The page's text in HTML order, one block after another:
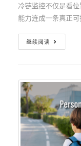
冷链监控不仅是看
能力连成一条真正可
继续阅读